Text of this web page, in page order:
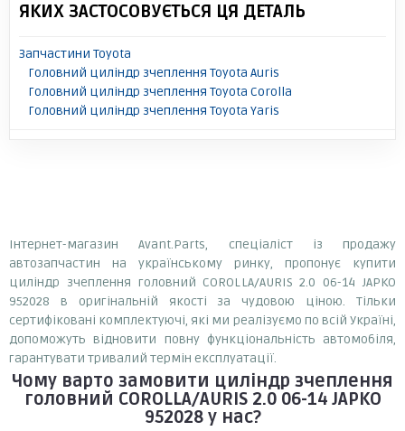
ЯКИХ ЗАСТОСОВУЄТЬСЯ ЦЯ ДЕТАЛЬ
Запчастини Toyota
Головний циліндр зчеплення Toyota Auris
Головний циліндр зчеплення Toyota Corolla
Головний циліндр зчеплення Toyota Yaris
Інтернет-магазин Avant.Parts, спеціаліст із продажу
автозапчастин на українському ринку, пропонує купити
циліндр зчеплення головний COROLLA/AURIS 2.0 06-14 JAPKO
952028 в оригінальній якості за чудовою ціною. Тільки
сертифіковані комплектуючі, які ми реалізуємо по всій Україні,
допоможуть відновити повну функціональність автомобіля,
гарантувати тривалий термін експлуатації.
Чому варто замовити циліндр зчеплення
головний COROLLA/AURIS 2.0 06-14 JAPKO
952028у нас?